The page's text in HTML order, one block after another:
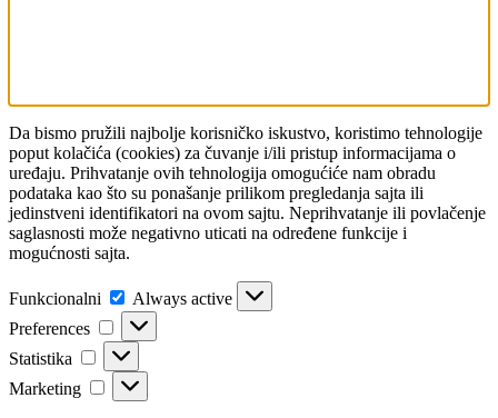
Da bismo pružili najbolje korisničko iskustvo, koristimo tehnologije
poput kolačića (cookies) za čuvanje i/ili pristup informacijama o
uređaju. Prihvatanje ovih tehnologija omogućiće nam obradu
podataka kao što su ponašanje prilikom pregledanja sajta ili
jedinstveni identifikatori na ovom sajtu. Neprihvatanje ili povlačenje
saglasnosti može negativno uticati na određene funkcije i
mogućnosti sajta.
Funkcionalni Funkcionalni
Always active
Preferences
Preferences
Statistika Statistika
Marketing Marketing